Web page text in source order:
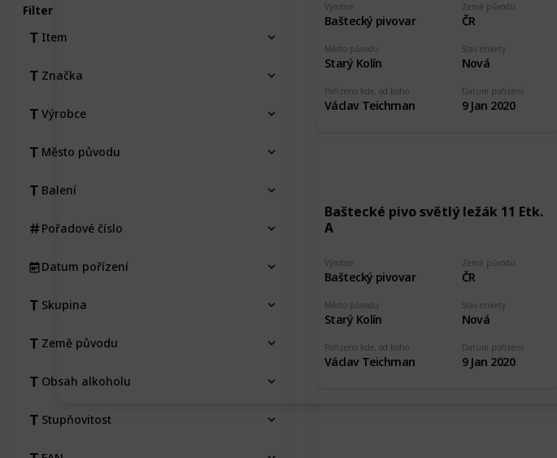
Výrobce
Baštecký pivovar
Země původu
ČR
Pořízeno kde, od koho
Václav Teichman
Stav etikety
Nová
Datum pořízení
9 Jan 2020
Město původu
Starý Kolín
Baštecké pivo světlý ležák 11 Etk.
A
Výrobce
Baštecký pivovar
Země původu
ČR
Pořízeno kde, od koho
Václav Teichman
Stav etikety
Nová
Datum pořízení
9 Jan 2020
Město původu
Starý Kolín
Filter
Item
Značka
Výrobce
Město původu
Balení
Pořadové číslo
Datum pořízení
Skupina
Země původu
Obsah alkoholu
Stupňovitost